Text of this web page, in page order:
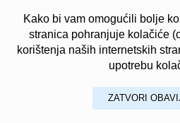
Europske unije iz Europskog
(EFRR)
NA VRH
Kako bi vam omogućili bolje
stranica pohranjuje kolačiće
korištenja naših internetskih
upotrebu
ZATVORI